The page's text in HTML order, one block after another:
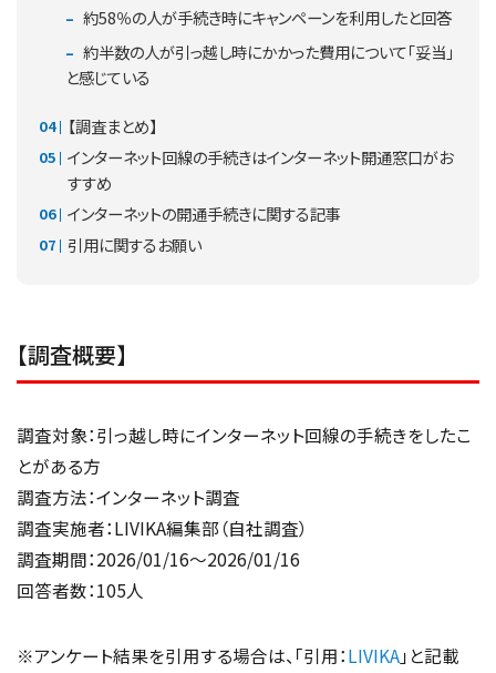
約58％の人が手続き時にキャンペーンを利用したと回答
約半数の人が引っ越し時にかかった費用について「妥当」
と感じている
【調査まとめ】
インターネット回線の手続きはインターネット開通窓口がお
すすめ
インターネットの開通手続きに関する記事
引用に関するお願い
【調査概要】
調査対象：引っ越し時にインターネット回線の手続きをしたこ
とがある方
調査方法：インターネット調査
調査実施者：LIVIKA編集部（自社調査）
調査期間：2026/01/16～2026/01/16
回答者数：105人
※アンケート結果を引用する場合は、「引用：LIVIKA」と記載